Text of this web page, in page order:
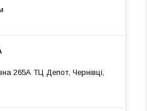
265А ТЦ Депот, Чернівці,